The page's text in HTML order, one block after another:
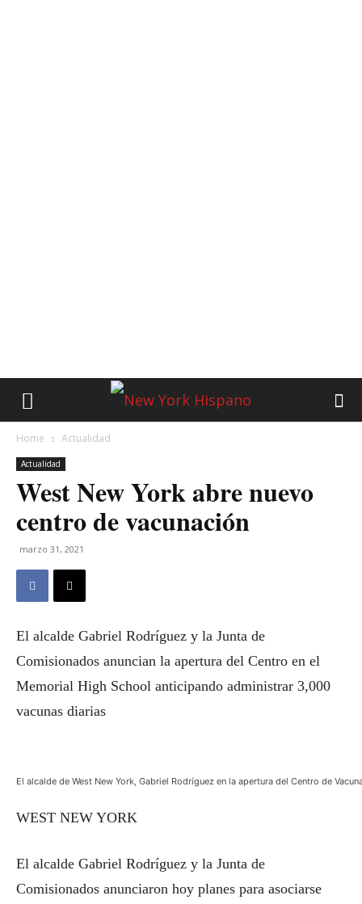
Home Actualidad
Actualidad
West New York abre nuevo
centro de vacunación
marzo 31, 2021
El alcalde Gabriel Rodríguez y la Junta de
Comisionados anuncian la apertura del Centro en el
Memorial High School anticipando administrar 3,000
vacunas diarias
El alcalde de West New York, Gabriel Rodríguez en la apertura del Centro de
WEST NEW YORK
El alcalde Gabriel Rodríguez y la Junta de
Comisionados anunciaron hoy planes para asociarse